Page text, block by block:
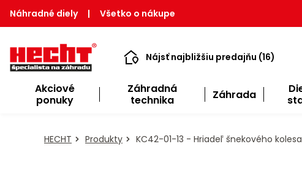
Náhradné diely | Všetko o nákupe
Nájsť najbližšiu predajňu (16)
Akciové
ponuky
Záhradná
technika
Záhrada
HECHT Produkty KC42-01-13 - Hriadeľ šnekového kolesa